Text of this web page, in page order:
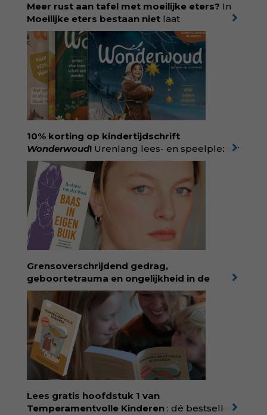
Meer rust aan tafel met moeilijke eters? In
Moeilijke eters bestaan niet laat
kinderdiëtist en lactatiekundigeRolinde
Demeyerzien wat er schuilgaat achter
eetgedrag dat ouders zorgen baart. Met
aandacht voor ontwikkeling,
neurodivergentie en medische oorzaken
helpt ze hardnekkige misverstanden los te
laten en maakt ze van eten weer een
moment van verbinding. Bestel via je lokale
boekhandel! Lees meer over Rolinde via
kiind.nl/rolinde
10% korting op kindertijdschrift
Wonderwoud! Urenlang lees- en speelplezier
voor dromers, doeners en denkers.
Wonderwoud is het ambachtelijk gemaakte
antwoord op alle snelle gooimaarweg-
boekjes en hapsnap-filmpjes. Het mooiste
kindertijdschrift van Nederland; met liefde en
kunde voor taal, beeld en tekeningen die
spat van elke pagina. Dat vóel je. Dat voelt je
kind. Abonneer via
wonderwoud.nl/abonneren**
korting met code:
KIIND10
Grensoverschrijdend gedrag,
geboortetrauma en ongelijkheid in de
geboortezorg:in Baas in eigen buik verbindt
filosoof en vroedvrouw Rodante van der Waal
persoonlijke ervaringen aan structureel
onrecht en introduceert ze reproductieve
rechtvaardigheid als een collectieve, radicale
praktijk van zorg. Voor iedereen die wil
begrijpen wat er speelt rond vruchtbaarheid
en geboorte. Koop het boek via
singeluitgeverijen.nl/nijgh-van-
ditmar/boek/baas-in-eigen-buik
Lees gratis hoofdstuk 1 van
Temperamentvolle Kinderen : dé bestseller